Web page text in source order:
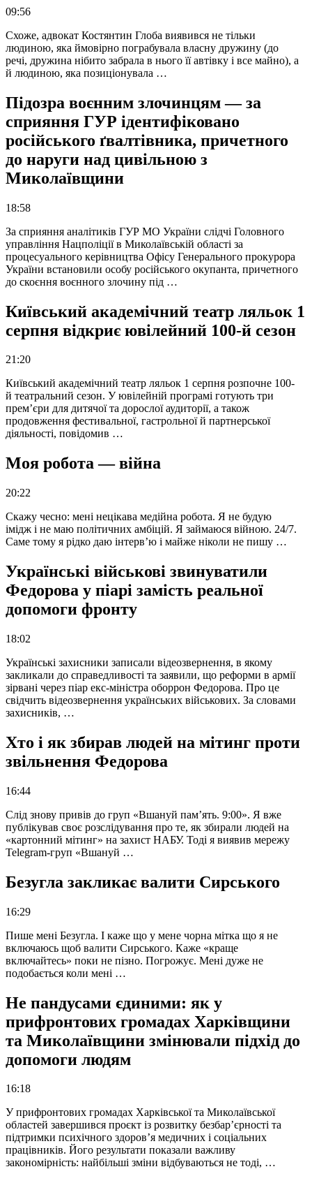
09:56
Схоже, адвокат Костянтин Глоба виявився не тільки
людиною, яка ймовірно пограбувала власну дружину (до
речі, дружина нібито забрала в нього її автівку і все майно), а
й людиною, яка позиціонувала …
Підозра воєнним злочинцям — за
сприяння ГУР ідентифіковано
російського ґвалтівника, причетного
до наруги над цивільною з
Миколаївщини
18:58
За сприяння аналітиків ГУР МО України слідчі Головного
управління Нацполіції в Миколаївській області за
процесуального керівництва Офісу Генерального прокурора
України встановили особу російського окупанта, причетного
до скоєння воєнного злочину під …
Київський академічний театр ляльок 1
серпня відкриє ювілейний 100-й сезон
21:20
Київський академічний театр ляльок 1 серпня розпочне 100-
й театральний сезон. У ювілейній програмі готують три
прем’єри для дитячої та дорослої аудиторії, а також
продовження фестивальної, гастрольної й партнерської
діяльності, повідомив …
Моя робота — війна
20:22
Скажу чесно: мені нецікава медійна робота. Я не будую
імідж і не маю політичних амбіцій. Я займаюся війною. 24/7.
Саме тому я рідко даю інтерв’ю і майже ніколи не пишу …
Українські військові звинуватили
Федорова у піарі замість реальної
допомоги фронту
18:02
Українські захисники записали відеозвернення, в якому
закликали до справедливості та заявили, що реформи в армії
зірвані через піар екс-міністра оборрон Федорова. Про це
свідчить відеозвернення українських військових. За словами
захисників, …
Хто і як збирав людей на мітинг проти
звільнення Федорова
16:44
Слід знову привів до груп «Вшануй пам’ять. 9:00». Я вже
публікував своє розслідування про те, як збирали людей на
«картонний мітинг» на захист НАБУ. Тоді я виявив мережу
Telegram-груп «Вшануй …
Безугла закликає валити Сирського
16:29
Пише мені Безугла. І каже що у мене чорна мітка що я не
включаюсь щоб валити Сирського. Каже «краще
включайтесь» поки не пізно. Погрожує. Мені дуже не
подобається коли мені …
Не пандусами єдиними: як у
прифронтових громадах Харківщини
та Миколаївщини змінювали підхід до
допомоги людям
16:18
У прифронтових громадах Харківської та Миколаївської
областей завершився проєкт із розвитку безбар’єрності та
підтримки психічного здоров’я медичних і соціальних
працівників. Його результати показали важливу
закономірність: найбільші зміни відбуваються не тоді, …